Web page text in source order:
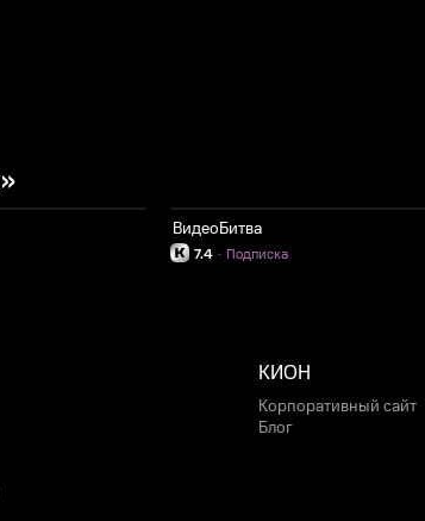
ВидеоБитва
7.4 Подписка
·
КИОН
Корпоративный сайт
Блог